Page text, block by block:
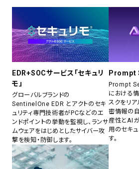
EDR+SOCサービス「セキュリ
モ」
グローバルブランドの
SentinelOne EDR とアクトのセキ
ュリティ専門技術者がPCなどのエ
ンドポイントの挙動を監視し、ランサ
ムウェアをはじめとしたサイバー攻
撃を検知・防御します。
Prompt
Prompt
における
スクをリア
密情報の
産性とAI
用のセキュ
す。